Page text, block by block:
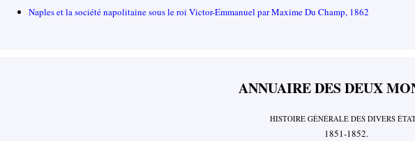
Naples et la société napolitaine sous le roi Victor-Emmanuel par Maxime Du Champ, 1862
ANNUAIRE DES DEUX
HISTOIRE GÉNÉRALE DES DIVERS
1851-1852.